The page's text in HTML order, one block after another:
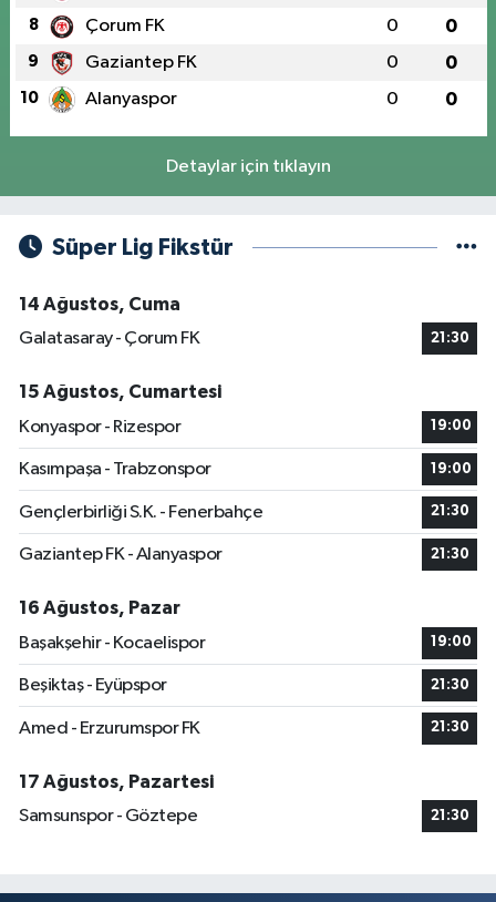
8 Çorum FK 0 0
9 Gaziantep FK 0 0
10 Alanyaspor 0 0
Detaylar için tıklayın
Süper Lig Fikstür
14 Ağustos, Cuma
Galatasaray - Çorum FK
21:30
15 Ağustos, Cumartesi
Konyaspor - Rizespor
19:00
Kasımpaşa - Trabzonspor 19:00
Gençlerbirliği S.K. - Fenerbahçe 21:30
Gaziantep FK - Alanyaspor 21:30
16 Ağustos, Pazar
Başakşehir - Kocaelispor
19:00
Beşiktaş - Eyüpspor 21:30
Amed - Erzurumspor FK 21:30
17 Ağustos, Pazartesi
Samsunspor - Göztepe
21:30